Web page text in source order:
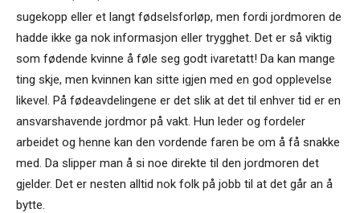
sugekopp eller et langt fødselsforløp, men fordi jordmoren de
hadde ikke ga nok informasjon eller trygghet. Det er så viktig
som fødende kvinne å føle seg godt ivaretatt! Da kan mange
ting skje, men kvinnen kan sitte igjen med en god opplevelse
likevel. På fødeavdelingene er det slik at det til enhver tid er en
ansvarshavende jordmor på vakt. Hun leder og fordeler
arbeidet og henne kan den vordende faren be om å få snakke
med. Da slipper man å si noe direkte til den jordmoren det
gjelder. Det er nesten alltid nok folk på jobb til at det går an å
bytte.